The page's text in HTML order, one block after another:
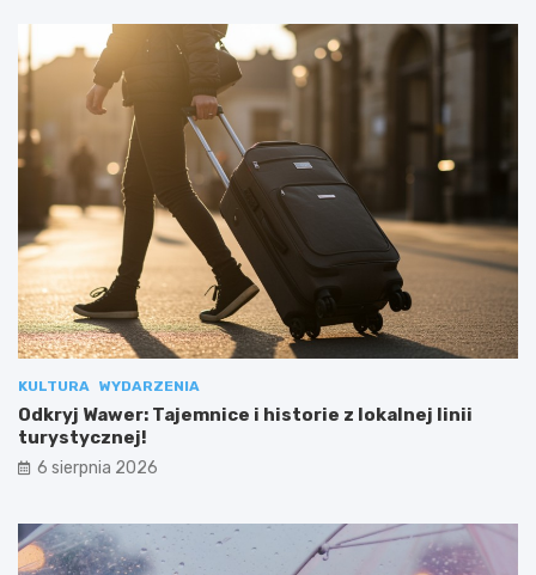
KULTURA WYDARZENIA
Odkryj Wawer: Tajemnice i historie z lokalnej linii
turystycznej!
6 sierpnia 2026